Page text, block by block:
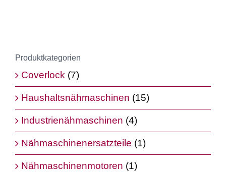
Produktkategorien
Coverlock (7)
Haushaltsnähmaschinen (15)
Industrienähmaschinen (4)
Nähmaschinenersatzteile (1)
Nähmaschinenmotoren (1)